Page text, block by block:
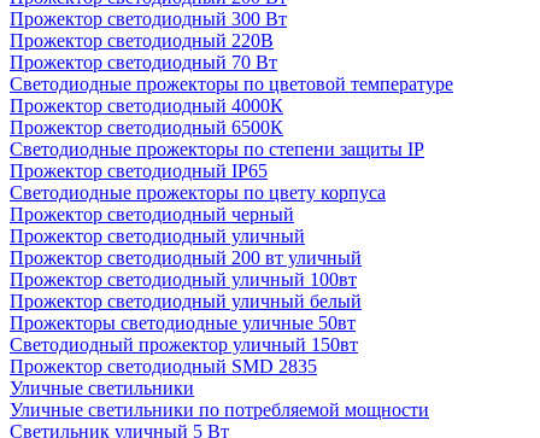
Прожектор светодиодный 300 Вт
Прожектор светодиодный 220В
Прожектор светодиодный 70 Вт
Светодиодные прожекторы по цветовой температуре
Прожектор светодиодный 4000К
Прожектор светодиодный 6500К
Светодиодные прожекторы по степени защиты IP
Прожектор светодиодный IP65
Светодиодные прожекторы по цвету корпуса
Прожектор светодиодный черный
Прожектор светодиодный уличный
Прожектор светодиодный 200 вт уличный
Прожектор светодиодный уличный 100вт
Прожектор светодиодный уличный белый
Прожекторы светодиодные уличные 50вт
Светодиодный прожектор уличный 150вт
Прожектор светодиодный SMD 2835
Уличные светильники
Уличные светильники по потребляемой мощности
Светильник уличный 5 Вт